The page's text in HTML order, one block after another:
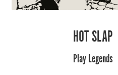
HOT SLAP
Play Legends